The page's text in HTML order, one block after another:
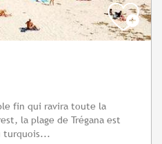
fin qui ravira toute la
la plage de Trégana est
turquois...